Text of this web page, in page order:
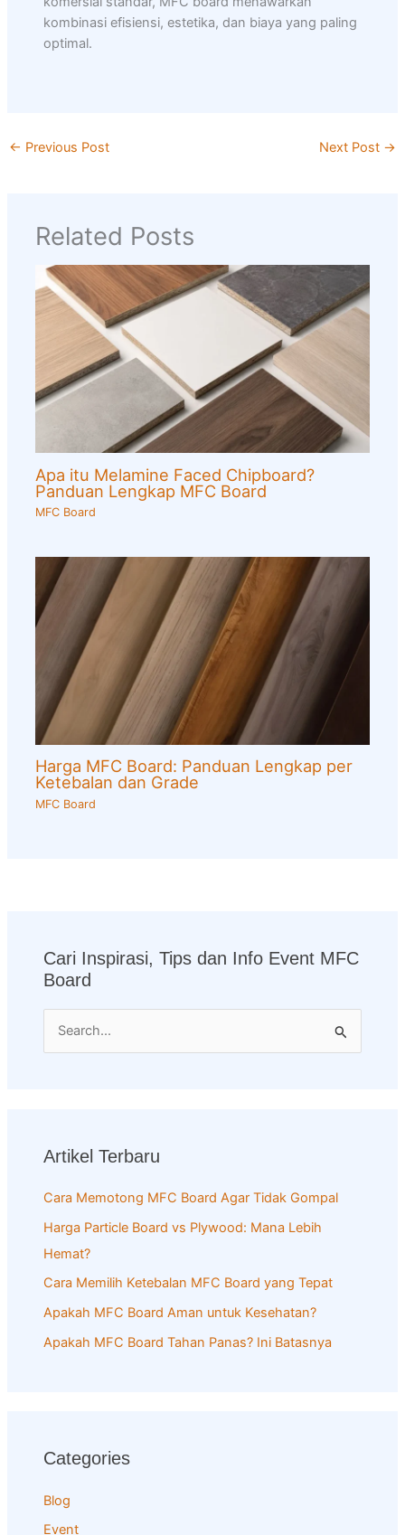
kombinasi efisiensi, estetika, dan biaya yang paling
optimal.
← Previous Post Next Post →
Related Posts
Apa itu Melamine Faced Chipboard?
Panduan Lengkap MFC Board
MFC Board
Harga MFC Board: Panduan Lengkap per
Ketebalan dan Grade
MFC Board
Cari Inspirasi, Tips dan Info Event MFC
Board
h
f
Artikel Terbaru
Cara Memotong MFC Board Agar Tidak Gompal
Harga Particle Board vs Plywood: Mana Lebih
Hemat?
Cara Memilih Ketebalan MFC Board yang Tepat
Apakah MFC Board Aman untuk Kesehatan?
Apakah MFC Board Tahan Panas? Ini Batasnya
Categories
Blog
Event